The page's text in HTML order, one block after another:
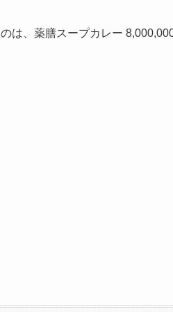
は、薬膳スープカレー